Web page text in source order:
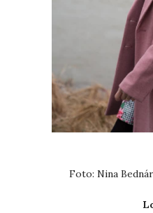
Foto: Nina